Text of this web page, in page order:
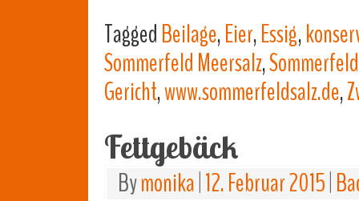
TaggedBeilage,Eier,Essig,
Sommerfeld Meersalz,
Gericht,www.sommerfeldsalz.de,
Fettgebäck
Bymonika 12. Februar 2015